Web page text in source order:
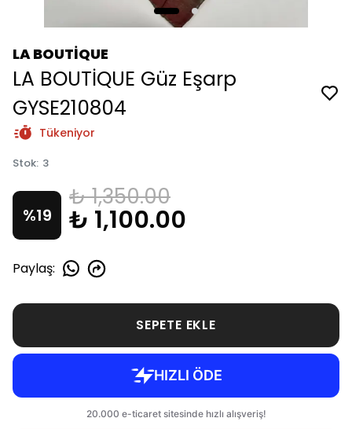
LA BOUTİQUE
LA BOUTİQUE Güz Eşarp
GYSE210804
Tükeniyor
Stok: 3
%19
₺ 1,350.00
₺ 1,100.00
Paylaş:
SEPETE EKLE